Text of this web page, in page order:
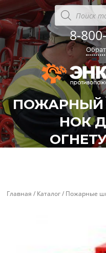
к
содержанию
Поиск
товаров
8-
ПОЖАРНЫЙ
НОК
''
Главная / Каталог/ Пожарные